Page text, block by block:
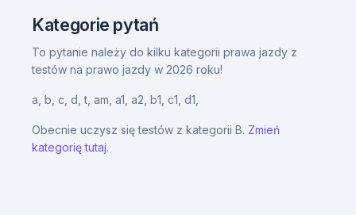
Kategorie pytań
To pytanie należy do kilku kategorii prawa jazdy z
testów na prawo jazdy w 2026 roku!
a, b, c, d,t, am, a1, a2, b1, c1, d1,
Obecnie uczysz się testów z kategorii B. Zmień
kategorię tutaj.